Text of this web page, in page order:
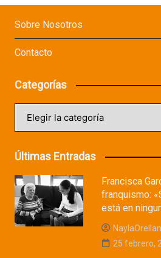
Sobre Nosotros
Contacto
Categorías
Últimas Entradas
Francisca
franquismo:
está en
25 febrero,